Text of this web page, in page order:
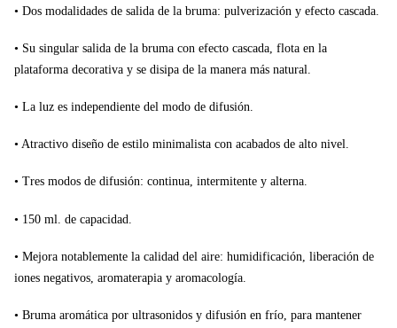
• Dos modalidades de salida de la bruma: pulverización y efecto cascada.
• Su singular salida de la bruma con efecto cascada, flota en la
plataforma decorativa y se disipa de la manera más natural.
• La luz es independiente del modo de difusión.
• Atractivo diseño de estilo minimalista con acabados de alto nivel.
• Tres modos de difusión: continua, intermitente y alterna.
• 150 ml. de capacidad.
• Mejora notablemente la calidad del aire: humidificación, liberación de
iones negativos, aromaterapia y aromacología.
• Bruma aromática por ultrasonidos y difusión en frío, para mantener